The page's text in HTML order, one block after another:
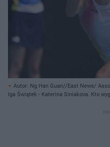
Autor: Ng Han Guan//East News/
Iga Świątek - Katerina Siniakova. Kto